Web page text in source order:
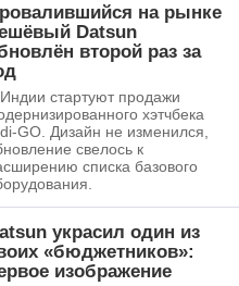
на рынке
Datsun
второй раз за
стартуют продажи
хэтчбека
GO. Дизайн не изменился,
свелось к
списка базового
украсил один из
«бюджетников»:
изображение